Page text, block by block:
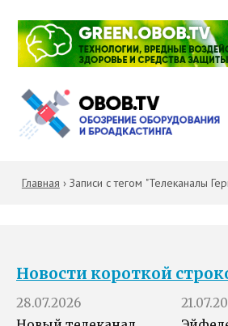
Главная › Записи с тегом "Телеканалы
Новости короткой
28.07.2026